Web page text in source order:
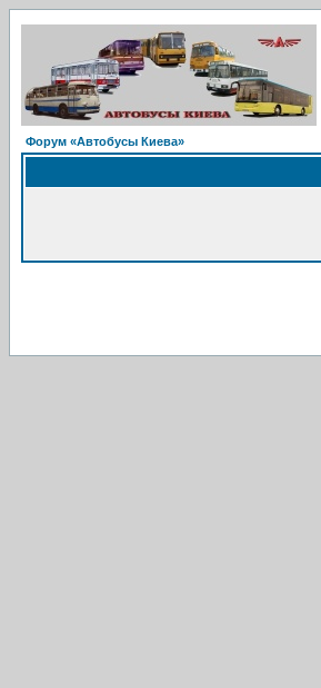
Форум «Автобусы Киева»